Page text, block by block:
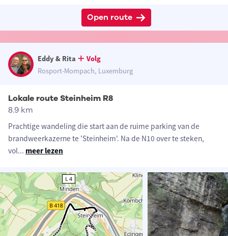
Open route
Eddy & Rita
Volg
Rosport-Mompach, Luxemburg
Lokale route Steinheim R8
8.9 km
Prachtige wandeling die start aan de ruime parking van de
brandweerkazerne te 'Steinheim'. Na de N10 over te steken,
vol... meer lezen